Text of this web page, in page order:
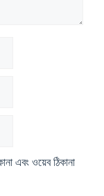
এবং ওয়েব ঠিকানা